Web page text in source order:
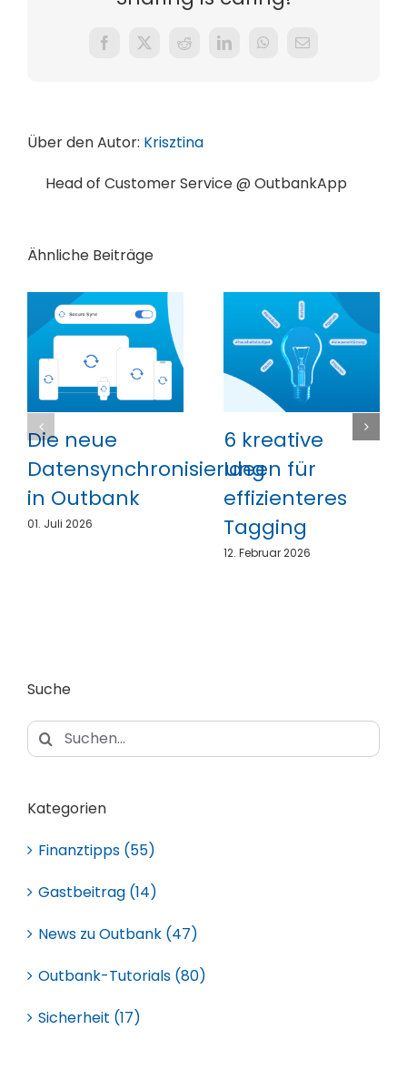
Facebook
X Reddit LinkedInWhatsApp
E-
Über den Autor: Krisztina
Head of Customer Service @ OutbankApp
Ähnliche Beiträge
Die neue
Datensynchronisierung
in Outbank
01. Juli 2026
6 kreative
Ideen für
effizienteres
Tagging
12. Februar 2026
Suche
Suche
nach:
Kategorien
Finanztipps (55)
Gastbeitrag (14)
News zu Outbank (47)
Outbank-Tutorials (80)
Sicherheit (17)